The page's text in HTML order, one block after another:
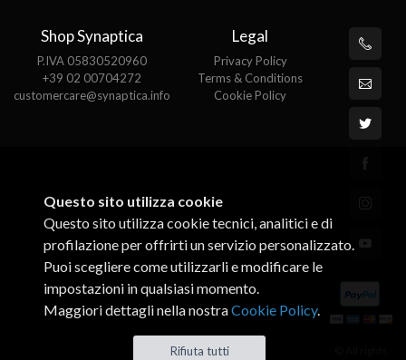
Shop Synaptica
P.IVA 05830520960
+39 02 00704272
customercare@synaptica.info
Legal
Privacy Policy
Terms & Conditions
Cookie Policy
Questo sito utilizza cookie
Questo sito utilizza cookie tecnici, analitici e di
profilazione per offrirti un servizio personalizzato.
Puoi scegliere come utilizzarli e modificare le
impostazioni in qualsiasi momento.
Maggiori dettagli nella nostraCookie Policy.
Rifiuta tutti